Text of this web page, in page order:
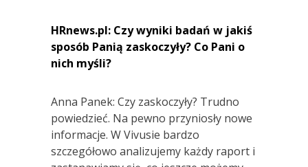
HRnews.pl: Czy wyniki badań w jakiś
sposób Panią zaskoczyły? Co Pani o
nich myśli?
Anna Panek: Czy zaskoczyły? Trudno
powiedzieć. Na pewno przyniosły nowe
informacje. W Vivusie bardzo
szczegółowo analizujemy każdy raport i